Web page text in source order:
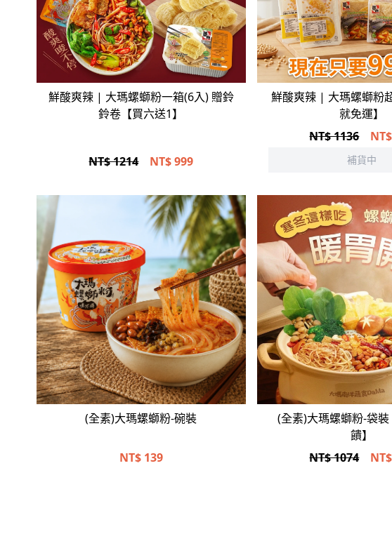
立即選購
鮮酸爽辣 | 大瑪螺螄粉一箱(6入) 贈鈴
鈴卷【買六送1】
NT$ 1214 NT$999
鮮酸爽辣 | 大瑪螺螄粉
就免運】
NT$ 1136
NT$
補貨中
立即選購
(全素)大瑪螺螄粉-碗裝
NT$139
立即選購
(全素)大瑪螺螄粉-袋
饋】
NT$ 1074
NT$